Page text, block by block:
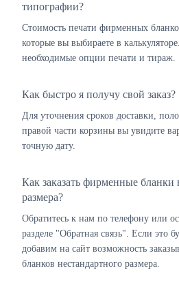
типографии?
Стоимость печати фирменных
которые вы выбираете в
необходимые опции печати и тираж.
Как быстро я получу свой заказ?
Для уточнения сроков доставки,
правой части корзины вы увидите
точную дату.
Как заказать фирменные бланки
размера?
Обратитесь к нам по телефону или
разделе "Обратная связь". Если это
добавим на сайт возможность
бланков нестандартного размера.